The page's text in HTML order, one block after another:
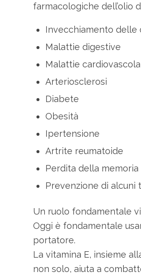
farmacologiche dell’olio
Invecchiamento delle
Malattie digestive
Malattie
Arteriosclerosi
Diabete
Obesità
Ipertensione
Artrite reumatoide
Perdita della memoria
Prevenzione di alcuni
Un ruolo fondamentale
Oggi è fondamentale
portatore.
La vitamina E, insieme
non solo, aiuta a